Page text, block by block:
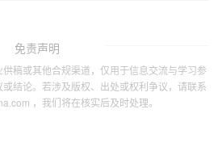
免责声明
稿或其他合规渠道，仅用于信息交流与学习参
结论。若涉及版权、出处或权利争议，请联系
，我们将在核实后及时处理。